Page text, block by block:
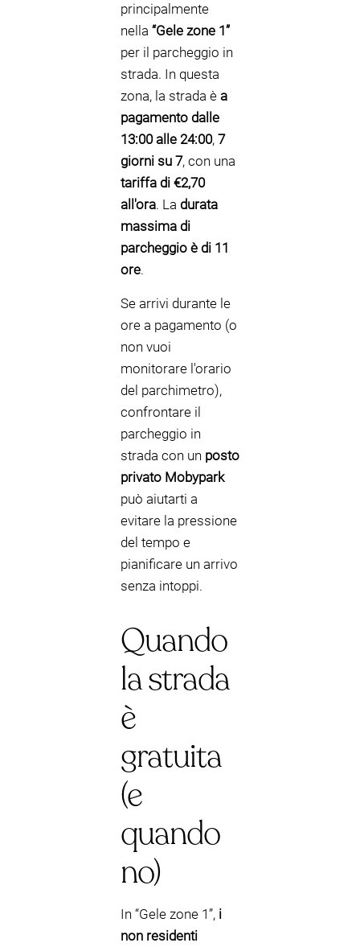
principalmente
nella “Gele zone 1”
per il parcheggio in
strada. In questa
zona, la strada è a
pagamento dalle
13:00 alle 24:00, 7
giorni su 7, con una
tariffa di €2,70
all'ora. La durata
massima di
parcheggio è di 11
ore.
Se arrivi durante le
ore a pagamento (o
non vuoi
monitorare l'orario
del parchimetro),
confrontare il
parcheggio in
strada con un posto
privato Mobypark
può aiutarti a
evitare la pressione
del tempo e
pianificare un arrivo
senza intoppi.
Quando
la strada
è
gratuita
(e
quando
no)
In “Gele zone 1”, i
non residenti